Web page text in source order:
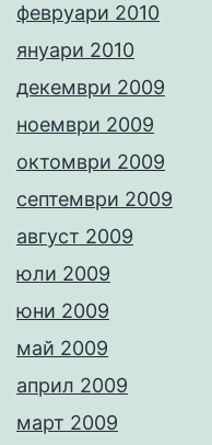
февруари 2010
януари 2010
декември 2009
ноември 2009
октомври 2009
септември 2009
август 2009
юли 2009
юни 2009
май 2009
април 2009
март 2009